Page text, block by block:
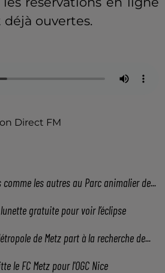
ouvertes.
Direct FM
les autres au Parc animalier de...
gratuite pour voir l’éclipse
de Metz part à la recherche de...
le FC Metz pour l'OGC Nice